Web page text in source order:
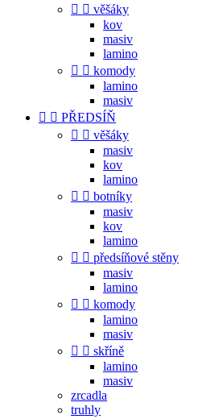
  věšáky
kov
masiv
lamino
  komody
lamino
masiv
  PŘEDSÍŇ
  věšáky
masiv
kov
lamino
  botníky
masiv
kov
lamino
  předsíňové stěny
masiv
lamino
  komody
lamino
masiv
  skříně
lamino
masiv
zrcadla
truhly